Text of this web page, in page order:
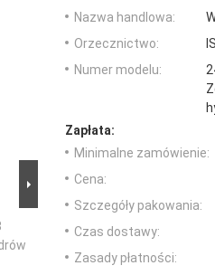
Nazwa handlowa:
Orzecznictwo:
Numer modelu:
Zapłata:
Minimalne zamówienie:
Cena:
Szczegóły pakowania:
Czas dostawy:
Zasady płatności: